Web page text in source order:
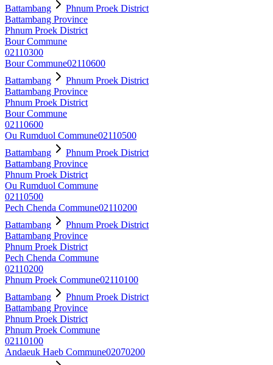
Battambang
Phnum Proek District
Battambang Province
Phnum Proek District
Bour Commune
02110300
Bour Commune02110600
Battambang
Phnum Proek District
Battambang Province
Phnum Proek District
Bour Commune
02110600
Ou Rumduol Commune02110500
Battambang
Phnum Proek District
Battambang Province
Phnum Proek District
Ou Rumduol Commune
02110500
Pech Chenda Commune02110200
Battambang
Phnum Proek District
Battambang Province
Phnum Proek District
Pech Chenda Commune
02110200
Phnum Proek Commune02110100
Battambang
Phnum Proek District
Battambang Province
Phnum Proek District
Phnum Proek Commune
02110100
Andaeuk Haeb Commune02070200